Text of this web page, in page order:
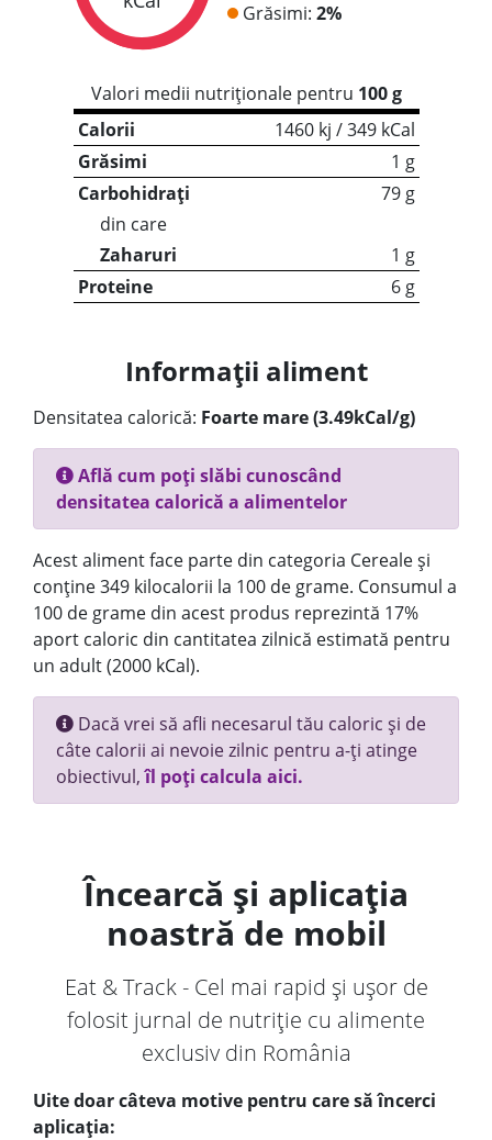
Grăsimi: 2%
Valori medii nutriționale pentru 100 g
Calorii
1460 kj / 349 kCal
Grăsimi
1 g
Carbohidrați
79 g
din care
Zaharuri
1 g
Proteine
6 g
Informații aliment
Densitatea calorică: Foarte mare (3.49kCal/g)
Află cum poți slăbi cunoscând
densitatea calorică a alimentelor
Acest aliment face parte din categoria Cereale și
conține 349 kilocalorii la 100 de grame. Consumul a
100 de grame din acest produs reprezintă 17%
aport caloric din cantitatea zilnică estimată pentru
un adult (2000 kCal).
Dacă vrei să afli necesarul tău caloric și de
câte calorii ai nevoie zilnic pentru a-ți atinge
obiectivul,îl poți calcula aici.
Încearcă și aplicația
noastră de mobil
Eat & Track - Cel mai rapid și ușor de
folosit jurnal de nutriție cu alimente
exclusiv din România
Uite doar câteva motive pentru care să încerci
aplicația: